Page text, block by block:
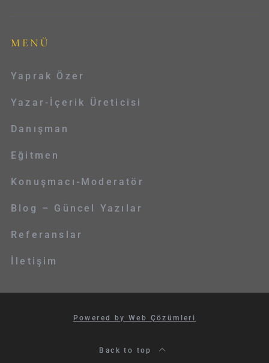
MENÜ
Yaprak Özer
Yazar-İçerik Üreticisi
Danışman
Eğitmen
Konuşmacı-Moderatör
Blog – Güncel Yazılar
Referanslar
İletişim
Powered by Web Çözümleri
Back to top